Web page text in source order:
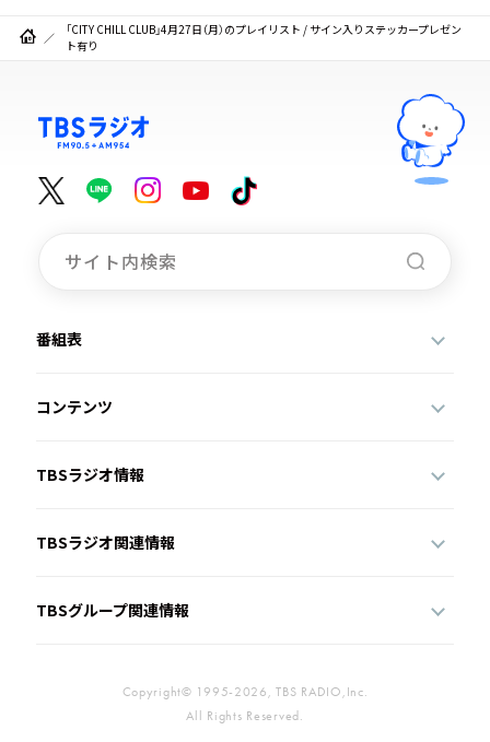
「CITY CHILL CLUB」4月27日（月）のプレイリスト / サイン入りステッカープレゼン
ト有り
番組表
コンテンツ
TBSラジオ情報
TBSラジオ関連情報
TBSグループ関連情報
Copyright© 1995-2026, TBS RADIO,Inc.
All Rights Reserved.